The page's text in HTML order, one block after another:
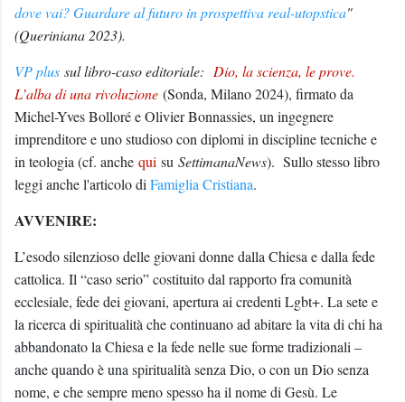
dove vai? Guardare al futuro in prospettiva real-utopstica"
(Queriniana 2023).
VP plus sul libro-caso editoriale: Dio, la scienza, le prove.
L’alba di una rivoluzione (Sonda, Milano 2024), firmato da
Michel-Yves Bolloré e Olivier Bonnassies, un ingegnere
imprenditore e uno studioso con diplomi in discipline tecniche e
in teologia (cf. anche qui su SettimanaNews). Sullo stesso libro
leggi anche l'articolo di Famiglia Cristiana.
AVVENIRE:
L’esodo silenzioso delle giovani donne dalla Chiesa e dalla fede
cattolica. Il “caso serio” costituito dal rapporto fra comunità
ecclesiale, fede dei giovani, apertura ai credenti Lgbt+. La sete e
la ricerca di spiritualità che continuano ad abitare la vita di chi ha
abbandonato la Chiesa e la fede nelle sue forme tradizionali –
anche quando è una spiritualità senza Dio, o con un Dio senza
nome, e che sempre meno spesso ha il nome di Gesù. Le